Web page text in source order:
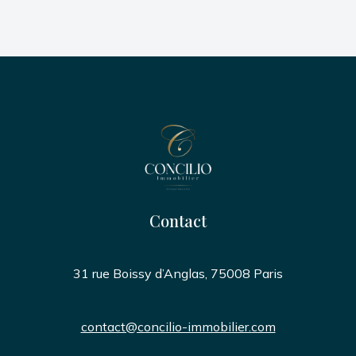
Contact
31 rue Boissy d’Anglas, 75008 Paris
contact@concilio-immobilier.com